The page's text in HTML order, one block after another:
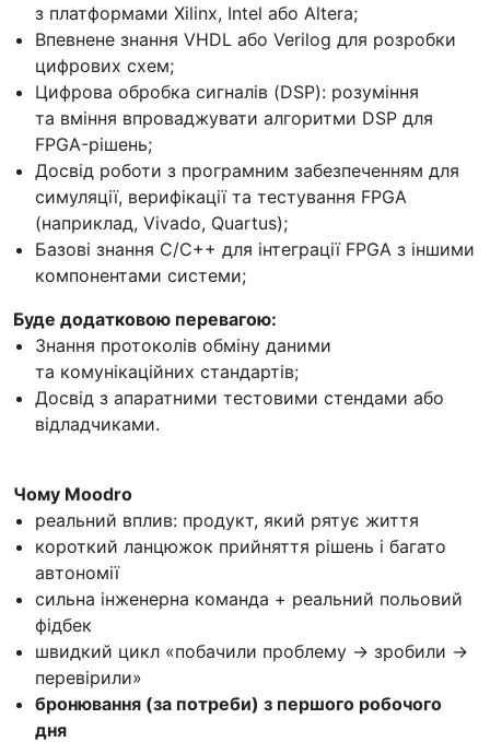
з платформами Xilinx, Intel або Altera;
Впевнене знання VHDL або Verilog для розробки
цифрових схем;
Цифрова обробка сигналів (DSP): розуміння
та вміння впроваджувати алгоритми DSP для
FPGA-рішень;
Досвід роботи з програмним забезпеченням для
симуляції, верифікації та тестування FPGA
(наприклад, Vivado, Quartus);
Базові знання C/C++ для інтеграції FPGA з іншими
компонентами системи;
Буде додатковою перевагою:
Знання протоколів обміну даними
та комунікаційних стандартів;
Досвід з апаратними тестовими стендами або
відладчиками.
Чому Moodro
реальний вплив: продукт, який рятує життя
короткий ланцюжок прийняття рішень і багато
автономії
сильна інженерна команда + реальний польовий
фідбек
швидкий цикл «побачили проблему → зробили →
перевірили»
бронювання (за потреби) з першого робочого
дня